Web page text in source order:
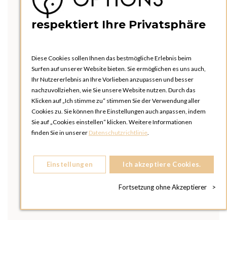
respektiert Ihre Privatsphäre
Diese Cookies sollen Ihnen das bestmögliche Erlebnis beim
Surfen auf unserer Website bieten. Sie ermöglichen es uns auch,
Ihr Nutzererlebnis an Ihre Vorlieben anzupassen und besser
nachzuvollziehen, wie Sie unsere Website nutzen. Durch das
Klicken auf „Ich stimme zu“ stimmen Sie der Verwendung aller
Cookies zu. Sie können Ihre Einstellungen auch anpassen, indem
Sie auf „Cookies einstellen“ klicken. Weitere Informationen
finden Sie in unserer Datenschutzrichtlinie.
Einstellungen Ich akzeptiere Cookies.
Fortsetzung ohne Akzeptierer >